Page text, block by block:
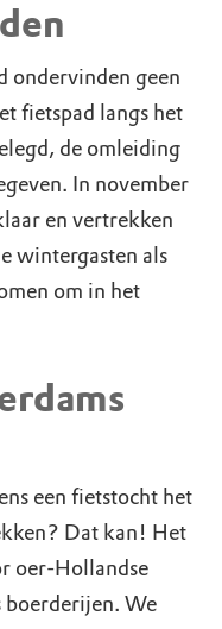
ondervinden geen
fietspad langs het
de omleiding
In november
en vertrekken
wintergasten als
om in het
een fietstocht het
Dat kan! Het
oer-Hollandse
boerderijen. We